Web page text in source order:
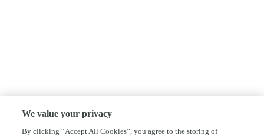
We value your privacy
By clicking “Accept All Cookies”, you agree to the storing of